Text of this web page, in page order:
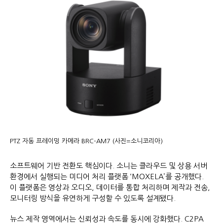
PTZ 자동 프레이밍 카메라 BRC-AM7 (사진=소니코리아)
소프트웨어 기반 전환도 핵심이다. 소니는 클라우드 및 상용 서버
환경에서 실행되는 미디어 처리 플랫폼 ‘MOXELA’를 공개했다.
이 플랫폼은 영상과 오디오, 데이터를 통합 처리하며 제작과 전송,
모니터링 방식을 유연하게 구성할 수 있도록 설계됐다.
뉴스 제작 영역에서는 신뢰성과 속도를 동시에 강화했다. C2PA